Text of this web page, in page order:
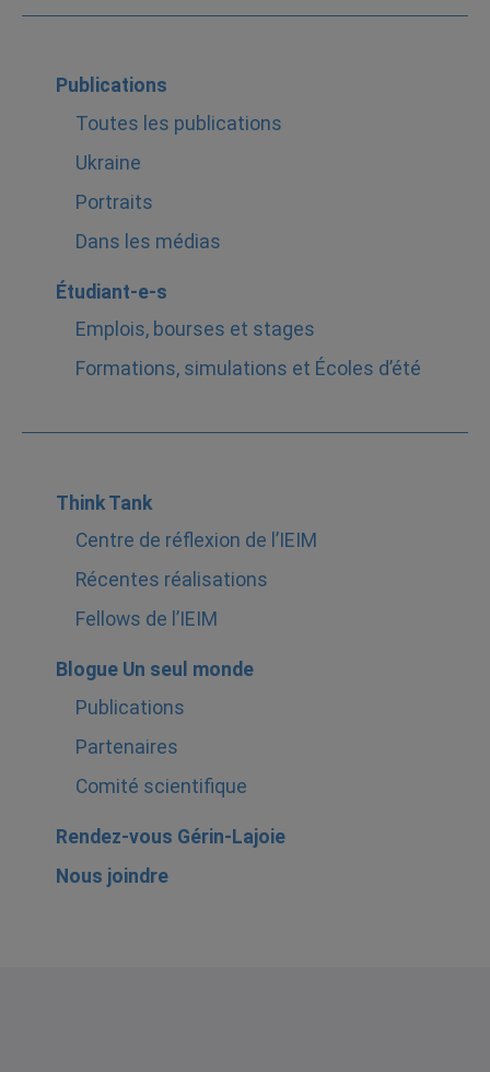
Publications
Toutes les publications
Ukraine
Portraits
Dans les médias
Étudiant-e-s
Emplois, bourses et stages
Formations, simulations et Écoles d’été
Think Tank
Centre de réflexion de l’IEIM
Récentes réalisations
Fellows de l’IEIM
Blogue Un seul monde
Publications
Partenaires
Comité scientifique
Rendez-vous Gérin-Lajoie
Nous joindre